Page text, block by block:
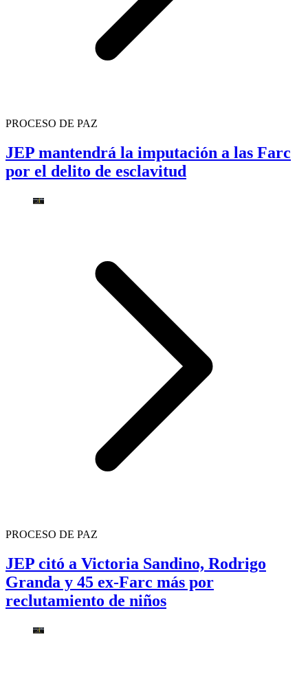
PROCESO DE PAZ
JEP mantendrá la imputación a las Farc
por el delito de esclavitud
PROCESO DE PAZ
JEP citó a Victoria Sandino, Rodrigo
Granda y 45 ex-Farc más por
reclutamiento de niños